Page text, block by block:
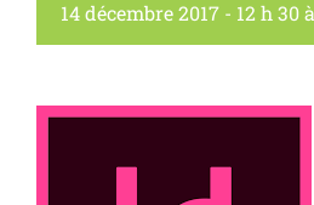
14 décembre 2017 - 12 h 30à